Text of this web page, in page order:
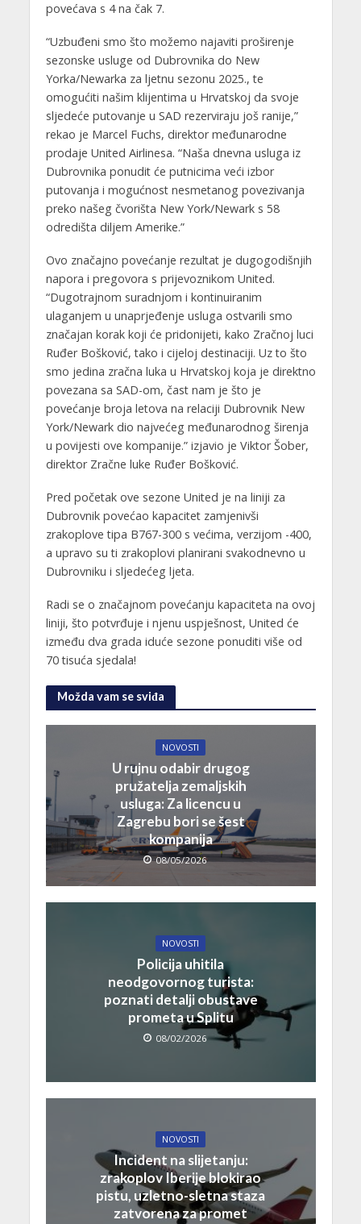
povećava s 4 na čak 7.
“Uzbuđeni smo što možemo najaviti proširenje
sezonske usluge od Dubrovnika do New
Yorka/Newarka za ljetnu sezonu 2025., te
omogućiti našim klijentima u Hrvatskoj da svoje
sljedeće putovanje u SAD rezerviraju još ranije,”
rekao je Marcel Fuchs, direktor međunarodne
prodaje United Airlinesa. “Naša dnevna usluga iz
Dubrovnika ponudit će putnicima veći izbor
putovanja i mogućnost nesmetanog povezivanja
preko našeg čvorišta New York/Newark s 58
odredišta diljem Amerike.”
Ovo značajno povećanje rezultat je dugogodišnjih
napora i pregovora s prijevoznikom United.
“Dugotrajnom suradnjom i kontinuiranim
ulaganjem u unaprjeđenje usluga ostvarili smo
značajan korak koji će pridonijeti, kako Zračnoj luci
Ruđer Bošković, tako i cijeloj destinaciji. Uz to što
smo jedina zračna luka u Hrvatskoj koja je direktno
povezana sa SAD-om, čast nam je što je
povećanje broja letova na relaciji Dubrovnik New
York/Newark dio najvećeg međunarodnog širenja
u povijesti ove kompanije.” izjavio je Viktor Šober,
direktor Zračne luke Ruđer Bošković.
Pred početak ove sezone United je na liniji za
Dubrovnik povećao kapacitet zamjenivši
zrakoplove tipa B767-300 s većima, verzijom -400,
a upravo su ti zrakoplovi planirani svakodnevno u
Dubrovniku i sljedećeg ljeta.
Radi se o značajnom povećanju kapaciteta na ovoj
liniji, što potvrđuje i njenu uspješnost, United će
između dva grada iduće sezone ponuditi više od
70 tisuća sjedala!
Možda vam se sviđa
NOVOSTI
U rujnu odabir drugog
pružatelja zemaljskih
usluga: Za licencu u
Zagrebu bori se šest
kompanija
08/05/2026
NOVOSTI
Policija uhitila
neodgovornog turista:
poznati detalji obustave
prometa u Splitu
08/02/2026
NOVOSTI
Incident na slijetanju:
zrakoplov Iberije blokirao
pistu, uzletno-sletna staza
zatvorena za promet